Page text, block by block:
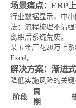
场景痛点：ERP
行业数据显示，中
法：流程梳理不清
离职后系统荒废。
某五金厂花20万上
Excel。
解决方案：渐进
降低实施风险的关
阶段
周
期